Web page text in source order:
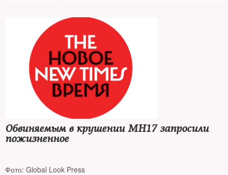
Обвиняемым в крушении МН17 запросили
пожизненное
Фото: Global Look Press